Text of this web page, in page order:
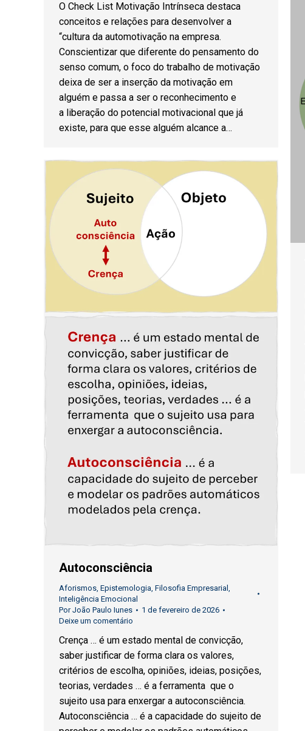
O Check List Motivação Intrínseca destaca
conceitos e relações para desenvolver a
“cultura da automotivação na empresa.
Conscientizar que diferente do pensamento do
senso comum, o foco do trabalho de motivação
deixa de ser a inserção da motivação em
alguém e passa a ser o reconhecimento e
a liberação do potencial motivacional que já
existe, para que esse alguém alcance a…
Autoconsciência
Aforismos Epistemologia Filosofia Empresarial
Inteligência Emocional
PorJoão Paulo Iunes
1 de fevereiro de 2026
Deixe um comentário
Crença … é um estado mental de convicção,
saber justificar de forma clara os valores,
critérios de escolha, opiniões, ideias, posições,
teorias, verdades … é a ferramenta que o
sujeito usa para enxergar a autoconsciência.
Autoconsciência … é a capacidade do sujeito de